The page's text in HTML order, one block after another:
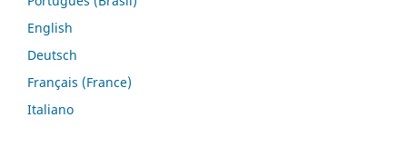
English
Deutsch
Français (France)
Italiano